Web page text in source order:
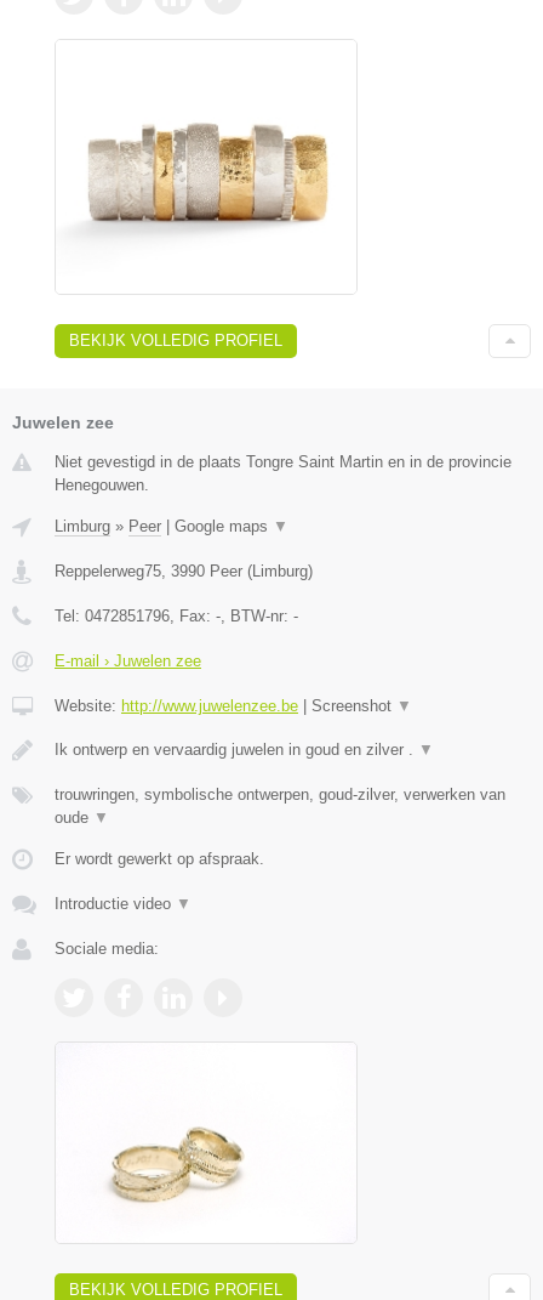
BEKIJK VOLLEDIG PROFIEL
Juwelen zee
Niet gevestigd in de plaats Tongre Saint Martin en in de provincie
Henegouwen.
Limburg » Peer Google maps ▼
Reppelerweg75 3990 Peer ( Limburg)
Tel: 0472851796 , Fax: - , BTW-nr: -
E-mail › Juwelen zee
Website: http://www.juwelenzee.be Screenshot ▼
Ik ontwerp en vervaardig juwelen in goud en zilver . ▼
trouwringen, symbolische ontwerpen, goud-zilver, verwerken van
oude ▼
Er wordt gewerkt op afspraak.
Introductie video ▼
Sociale media:
BEKIJK VOLLEDIG PROFIEL